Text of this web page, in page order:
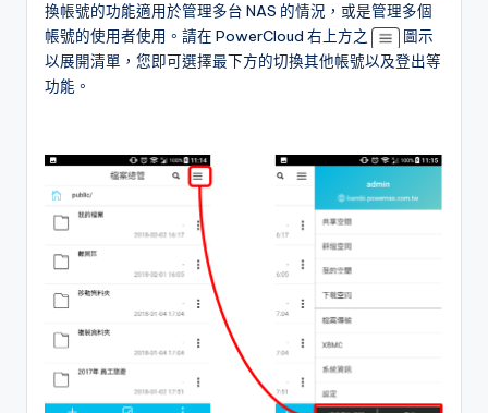
換帳號的功能適用於管理多台 NAS 的情況，或是管理多個
帳號的使用者使用。請在 PowerCloud 右上方之
圖示
以展開清單，您即可選擇最下方的切換其他帳號以及登出等
功能。